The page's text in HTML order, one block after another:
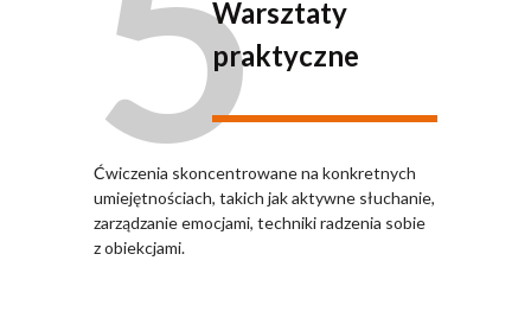
Warsztaty
praktyczne
Ćwiczenia skoncentrowane na konkretnych
umiejętnościach, takich jak aktywne słuchanie,
zarządzanie emocjami, techniki radzenia sobie
z obiekcjami.